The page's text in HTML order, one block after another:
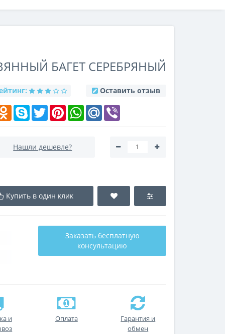
БАГЕТ СЕРЕБРЯНЫЙ
Оставить отзыв
Odnoklassniki
Skype Twitter PinterestWhatsAppMail.Ru
Нашли дешевле?
Купить в один клик
Заказать бесплатную
консультацию
и
Оплата
Гарантия и
обмен